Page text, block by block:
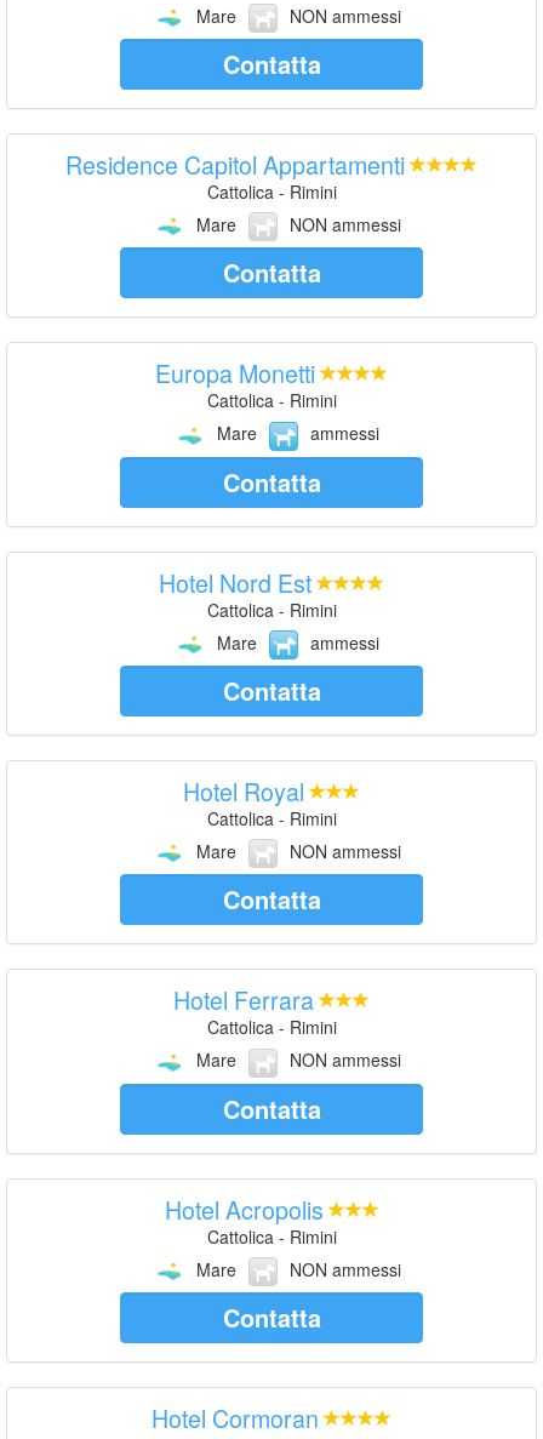
Mare
NON ammessi
Contatta
Residence Capitol Appartamenti
Cattolica - Rimini
Mare
NON ammessi
Contatta
Europa Monetti
Cattolica - Rimini
Mare
ammessi
Contatta
Hotel Nord Est
Cattolica - Rimini
Mare
ammessi
Contatta
Hotel Royal
Cattolica - Rimini
Mare
NON ammessi
Contatta
Hotel Ferrara
Cattolica - Rimini
Mare
NON ammessi
Contatta
Hotel Acropolis
Cattolica - Rimini
Mare
NON ammessi
Contatta
Hotel Cormoran